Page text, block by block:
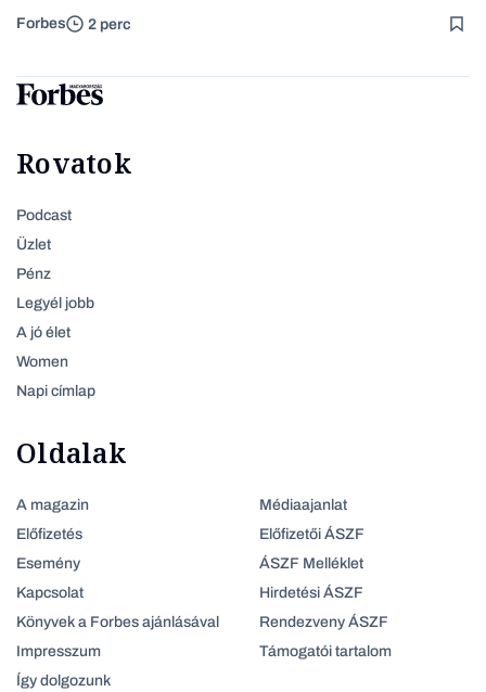
Forbes 2 perc
Rovatok
Podcast
Üzlet
Pénz
Legyél jobb
A jó élet
Women
Napi címlap
Oldalak
A magazin
Előfizetés
Esemény
Kapcsolat
Könyvek a Forbes ajánlásával
Impresszum
Így dolgozunk
Médiaajanlat
Előfizetői ÁSZF
ÁSZF Melléklet
Hirdetési ÁSZF
Rendezveny ÁSZF
Támogatói tartalom